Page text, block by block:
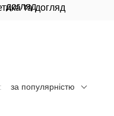
та догляд
за популярністю